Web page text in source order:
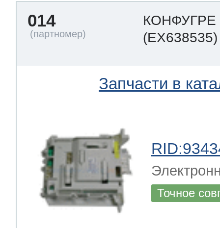
014
КОНФУГРЕ
(EX638535)
Запчасти в
Точное